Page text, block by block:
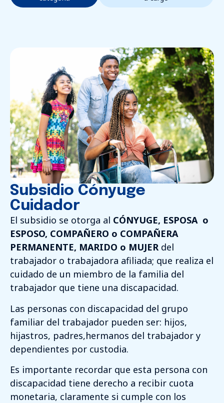
Subsidio Cónyuge
Cuidador
El subsidio se otorga al CÓNYUGE, ESPOSA o
ESPOSO, COMPAÑERO o COMPAÑERA
PERMANENTE, MARIDO o MUJER del
trabajador o trabajadora afiliada; que realiza el
cuidado de un miembro de la familia del
trabajador que tiene una discapacidad.
Las personas con discapacidad del grupo
familiar del trabajador pueden ser: hijos,
hijastros, padres,hermanos del trabajador y
dependientes por custodia.
Es importante recordar que esta persona con
discapacidad tiene derecho a recibir cuota
monetaria, claramente si cumple con los